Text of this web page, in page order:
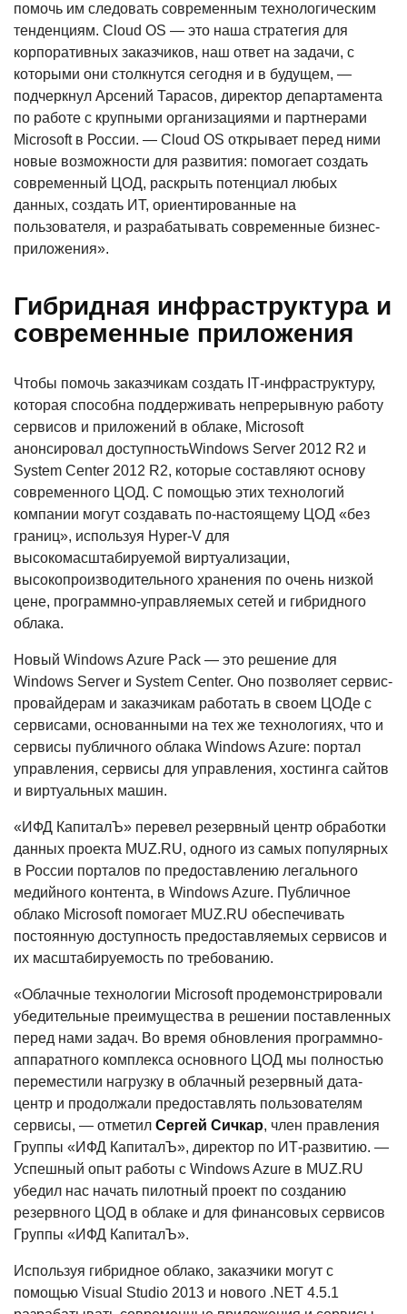
помочь им следовать современным технологическим
тенденциям. Cloud OS — это наша стратегия для
корпоративных заказчиков, наш ответ на задачи, с
которыми они столкнутся сегодня и в будущем, —
подчеркнул Арсений Тарасов, директор департамента
по работе с крупными организациями и партнерами
Microsoft в России. — Cloud OS открывает перед ними
новые возможности для развития: помогает создать
современный ЦОД, раскрыть потенциал любых
данных, создать ИТ, ориентированные на
пользователя, и разрабатывать современные бизнес-
приложения».
Гибридная инфраструктура и
современные приложения
Чтобы помочь заказчикам создать IТ-инфраструктуру,
которая способна поддерживать непрерывную работу
сервисов и приложений в облаке, Microsoft
анонсировал доступностьWindows Server 2012 R2 и
System Center 2012 R2, которые составляют основу
современного ЦОД. С помощью этих технологий
компании могут создавать по-настоящему ЦОД «без
границ», используя Hyper-V для
высокомасштабируемой виртуализации,
высокопроизводительного хранения по очень низкой
цене, программно-управляемых сетей и гибридного
облака.
Новый Windows Azure Pack — это решение для
Windows Server и System Center. Оно позволяет сервис-
провайдерам и заказчикам работать в своем ЦОДе с
сервисами, основанными на тех же технологиях, что и
сервисы публичного облака Windows Azure: портал
управления, сервисы для управления, хостинга сайтов
и виртуальных машин.
«ИФД КапиталЪ» перевел резервный центр обработки
данных проекта MUZ.RU, одного из самых популярных
в России порталов по предоставлению легального
медийного контента, в Windows Azure. Публичное
облако Microsoft помогает MUZ.RU обеспечивать
постоянную доступность предоставляемых сервисов и
их масштабируемость по требованию.
«Облачные технологии Microsoft продемонстрировали
убедительные преимущества в решении поставленных
перед нами задач. Во время обновления программно-
аппаратного комплекса основного ЦОД мы полностью
переместили нагрузку в облачный резервный дата-
центр и продолжали предоставлять пользователям
сервисы, — отметил Сергей Сичкар, член правления
Группы «ИФД КапиталЪ», директор по ИТ-развитию. —
Успешный опыт работы c Windows Azure в MUZ.RU
убедил нас начать пилотный проект по созданию
резервного ЦОД в облаке и для финансовых сервисов
Группы «ИФД КапиталЪ».
Используя гибридное облако, заказчики могут с
помощью Visual Studio 2013 и нового .NET 4.5.1